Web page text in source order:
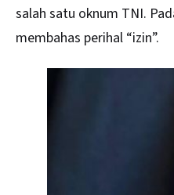
salah satu oknum TNI.
membahas perihal “izin”.